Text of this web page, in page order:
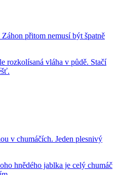
přitom nemusí být špatně
rozkolísaná vláha v půdě. Stačí
v chumáčích. Jeden plesnivý
hnědého jablka je celý chumáč